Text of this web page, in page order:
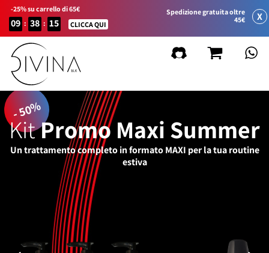
-25% su carrello di 65€
09 : 38 : 15 CLICCA QUI
Spedizione gratuita oltre
45€
X
- 50%
KitPromo Maxi Summer
Un trattamento completo in formato MAXI per la tua routine
estiva